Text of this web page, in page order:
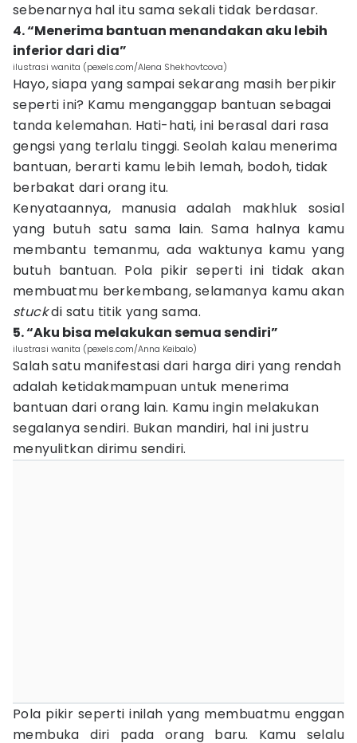
sebenarnya hal itu sama sekali tidak berdasar.
4. “Menerima bantuan menandakan aku lebih
inferior dari dia”
ilustrasi wanita (pexels.com/Alena Shekhovtcova)
Hayo, siapa yang sampai sekarang masih berpikir
seperti ini? Kamu menganggap bantuan sebagai
tanda kelemahan. Hati-hati, ini berasal dari rasa
gengsi yang terlalu tinggi. Seolah kalau menerima
bantuan, berarti kamu lebih lemah, bodoh, tidak
berbakat dari orang itu.
Kenyataannya, manusia adalah makhluk sosial
yang butuh satu sama lain. Sama halnya kamu
membantu temanmu, ada waktunya kamu yang
butuh bantuan. Pola pikir seperti ini tidak akan
membuatmu berkembang, selamanya kamu akan
stuckdi satu titik yang sama.
5. “Aku bisa melakukan semua sendiri”
ilustrasi wanita (pexels.com/Anna Keibalo)
Salah satu manifestasi dari harga diri yang rendah
adalah ketidakmampuan untuk menerima
bantuan dari orang lain. Kamu ingin melakukan
segalanya sendiri. Bukan mandiri, hal ini justru
menyulitkan dirimu sendiri.
Pola pikir seperti inilah yang membuatmu enggan
membuka diri pada orang baru. Kamu selalu